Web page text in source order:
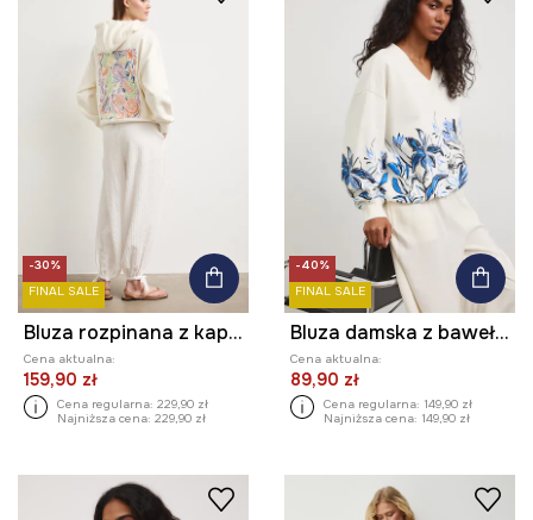
-30%
FINAL SALE
Bluza rozpinana z kapturem damska z bawełną
Cena aktualna:
159,90 zł
Cena regularna: 229,90 zł
Najniższa cena: 229,90 zł
-40%
FINAL SALE
Bluza damska z bawełną
Cena aktualna:
89,90 zł
Cena regularna: 149,90 zł
Najniższa cena: 149,90 zł